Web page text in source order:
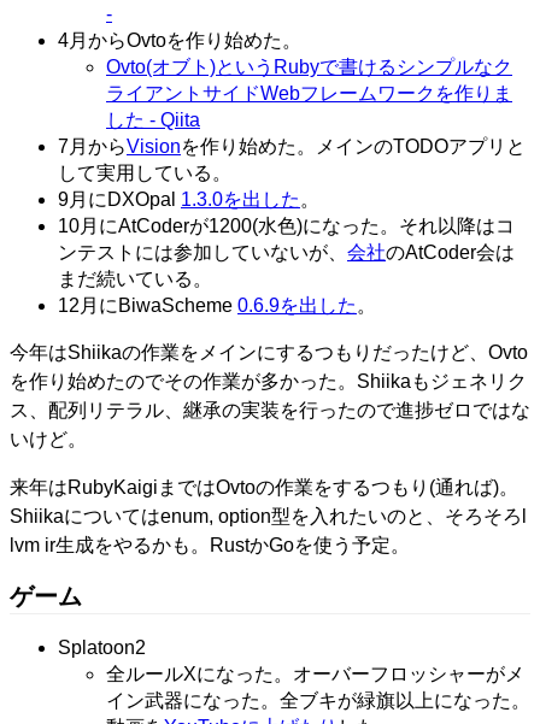
-
4月からOvtoを作り始めた。
Ovto(オブト)というRubyで書けるシンプルなク
ライアントサイドWebフレームワークを作りま
した - Qiita
7月からVisionを作り始めた。メインのTODOアプリと
して実用している。
9月にDXOpal 1.3.0を出した 。
10月にAtCoderが1200(水色)になった。それ以降はコ
ンテストには参加していないが、 会社のAtCoder会は
まだ続いている。
12月にBiwaScheme 0.6.9を出した 。
今年はShiikaの作業をメインにするつもりだったけど、Ovto
を作り始めたのでその作業が多かった。Shiikaもジェネリク
ス、配列リテラル、継承の実装を行ったので進捗ゼロではな
いけど。
来年はRubyKaigiまではOvtoの作業をするつもり(通れば)。
Shiikaについてはenum, option型を入れたいのと、そろそろl
lvm ir生成をやるかも。RustかGoを使う予定。
ゲーム
Splatoon2
全ルールXになった。オーバーフロッシャーがメ
イン武器になった。全ブキが緑旗以上になった。